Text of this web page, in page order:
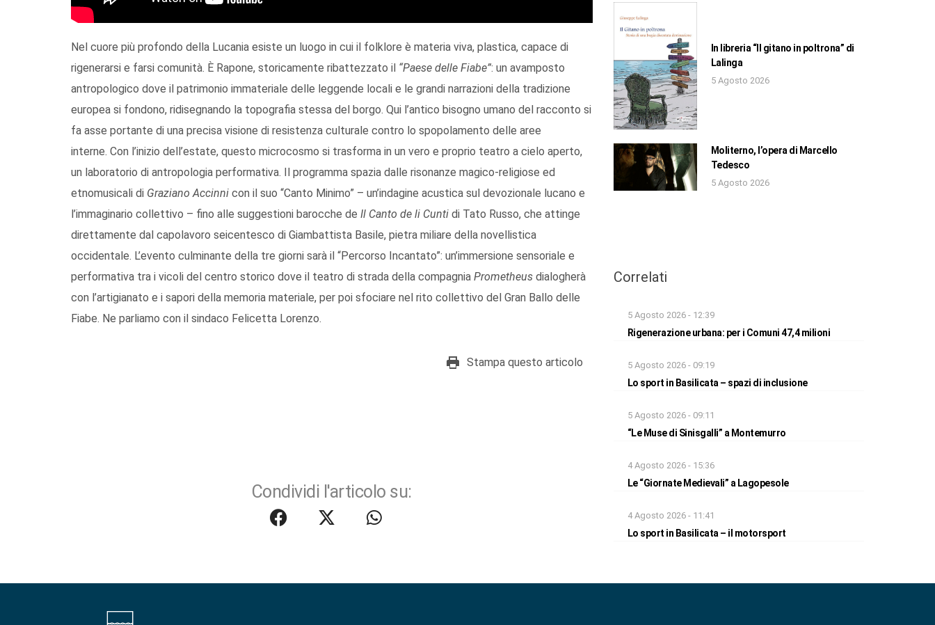
Nel cuore più profondo della Lucania esiste un luogo in cui il folklore è materia viva, plastica, capace di
rigenerarsi e farsi comunità. È Rapone, storicamente ribattezzato il “Paese delle Fiabe”: un avamposto
antropologico dove il patrimonio immateriale delle leggende locali e le grandi narrazioni della tradizione
europea si fondono, ridisegnando la topografia stessa del borgo. Qui l’antico bisogno umano del racconto si
fa asse portante di una precisa visione di resistenza culturale contro lo spopolamento delle aree
interne. Con l’inizio dell’estate, questo microcosmo si trasforma in un vero e proprio teatro a cielo aperto,
un laboratorio di antropologia performativa. Il programma spazia dalle risonanze magico-religiose ed
etnomusicali di Graziano Accinni con il suo “Canto Minimo” – un’indagine acustica sul devozionale lucano e
l’immaginario collettivo – fino alle suggestioni barocche de Il Canto de li Cunti di Tato Russo, che attinge
direttamente dal capolavoro seicentesco di Giambattista Basile, pietra miliare della novellistica
occidentale. L’evento culminante della tre giorni sarà il “Percorso Incantato”: un’immersione sensoriale e
performativa tra i vicoli del centro storico dove il teatro di strada della compagnia Prometheus dialogherà
con l’artigianato e i sapori della memoria materiale, per poi sfociare nel rito collettivo del Gran Ballo delle
Fiabe. Ne parliamo con il sindaco Felicetta Lorenzo.
Stampa questo articolo
Condividi l'articolo su:
In libreria “Il gitano in poltrona” di
Lalinga
5 Agosto 2026
Moliterno, l’opera di Marcello
Tedesco
5 Agosto 2026
Correlati
5 Agosto 2026 - 12:39
Rigenerazione urbana: per i Comuni 47,4 milioni
5 Agosto 2026 - 09:19
Lo sport in Basilicata – spazi di inclusione
5 Agosto 2026 - 09:11
“Le Muse di Sinisgalli” a Montemurro
4 Agosto 2026 - 15:36
Le “Giornate Medievali” a Lagopesole
4 Agosto 2026 - 11:41
Lo sport in Basilicata – il motorsport